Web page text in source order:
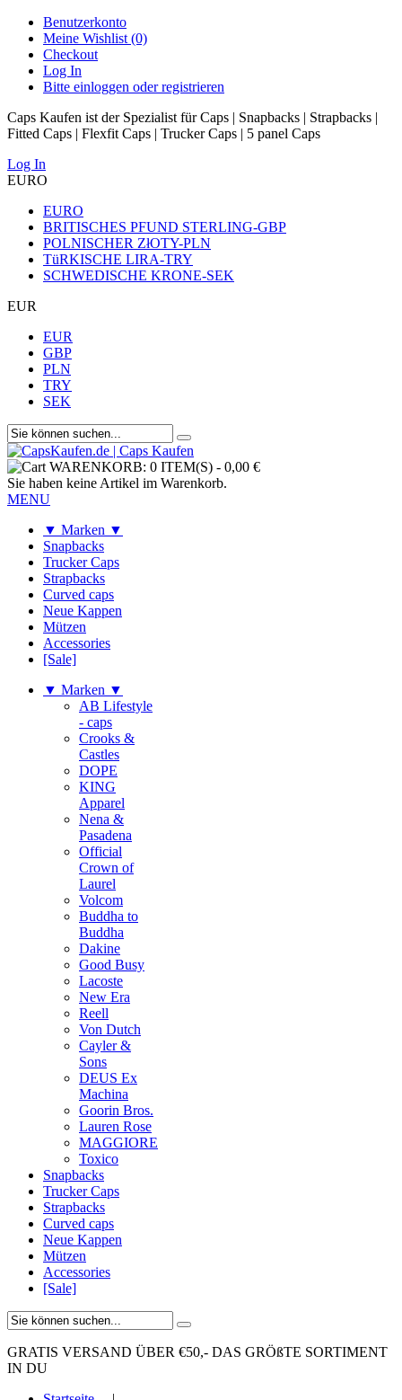
Benutzerkonto
Meine Wishlist (0)
Checkout
Log In
Bitte einloggen oder registrieren
Caps Kaufen ist der Spezialist für Caps | Snapbacks | Strapbacks |
Fitted Caps | Flexfit Caps | Trucker Caps | 5 panel Caps
Log In
EURO
EURO
BRITISCHES PFUND STERLING-GBP
POLNISCHER ZłOTY-PLN
TüRKISCHE LIRA-TRY
SCHWEDISCHE KRONE-SEK
EUR
EUR
GBP
PLN
TRY
SEK
WARENKORB: 0 ITEM(S) - 0,00 €
Sie haben keine Artikel im Warenkorb.
MENU
▼ Marken ▼
Snapbacks
Trucker Caps
Strapbacks
Curved caps
Neue Kappen
Mützen
Accessories
[Sale]
▼ Marken ▼
AB Lifestyle
- caps
Crooks &
Castles
DOPE
KING
Apparel
Nena &
Pasadena
Official
Crown of
Laurel
Volcom
Buddha to
Buddha
Dakine
Good Busy
Lacoste
New Era
Reell
Von Dutch
Cayler &
Sons
DEUS Ex
Machina
Goorin Bros.
Lauren Rose
MAGGIORE
Toxico
Snapbacks
Trucker Caps
Strapbacks
Curved caps
Neue Kappen
Mützen
Accessories
[Sale]
GRATIS VERSAND ÜBER €50,- DAS GRÖßTE SORTIMENT
IN DU